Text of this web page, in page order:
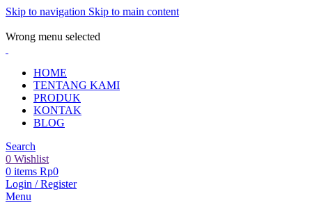
Skip to navigation Skip to main content
Wrong menu selected
HOME
TENTANG KAMI
PRODUK
KONTAK
BLOG
Search
0 Wishlist
0 items Rp0
Login / Register
Menu